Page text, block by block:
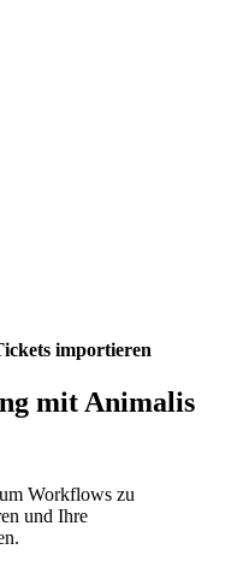
importieren
mit Animalis
Workflows zu
und Ihre